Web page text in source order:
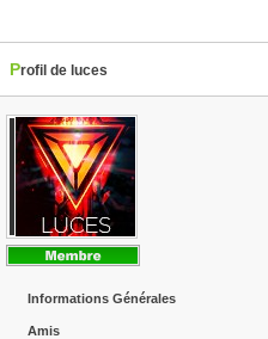
Profil de luces
Informations Générales
Amis